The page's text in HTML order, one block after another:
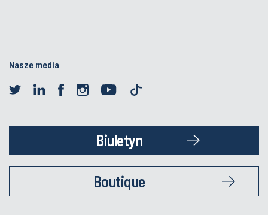
Nasze media
Biuletyn
Boutique